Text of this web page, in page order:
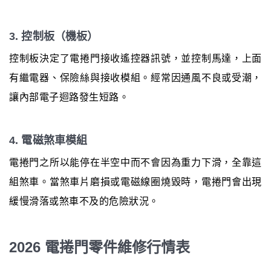
3. 控制板（機板）
控制板決定了電捲門接收遙控器訊號，並控制馬達，上面
有繼電器、保險絲與接收模組。經常因通風不良或受潮，
讓內部電子迴路發生短路。
4. 電磁煞車模組
電捲門之所以能停在半空中而不會因為重力下滑，全靠這
組煞車。當煞車片磨損或電磁線圈燒毀時，電捲門會出現
緩慢滑落或煞車不及的危險狀況。
2026 電捲門零件維修行情表